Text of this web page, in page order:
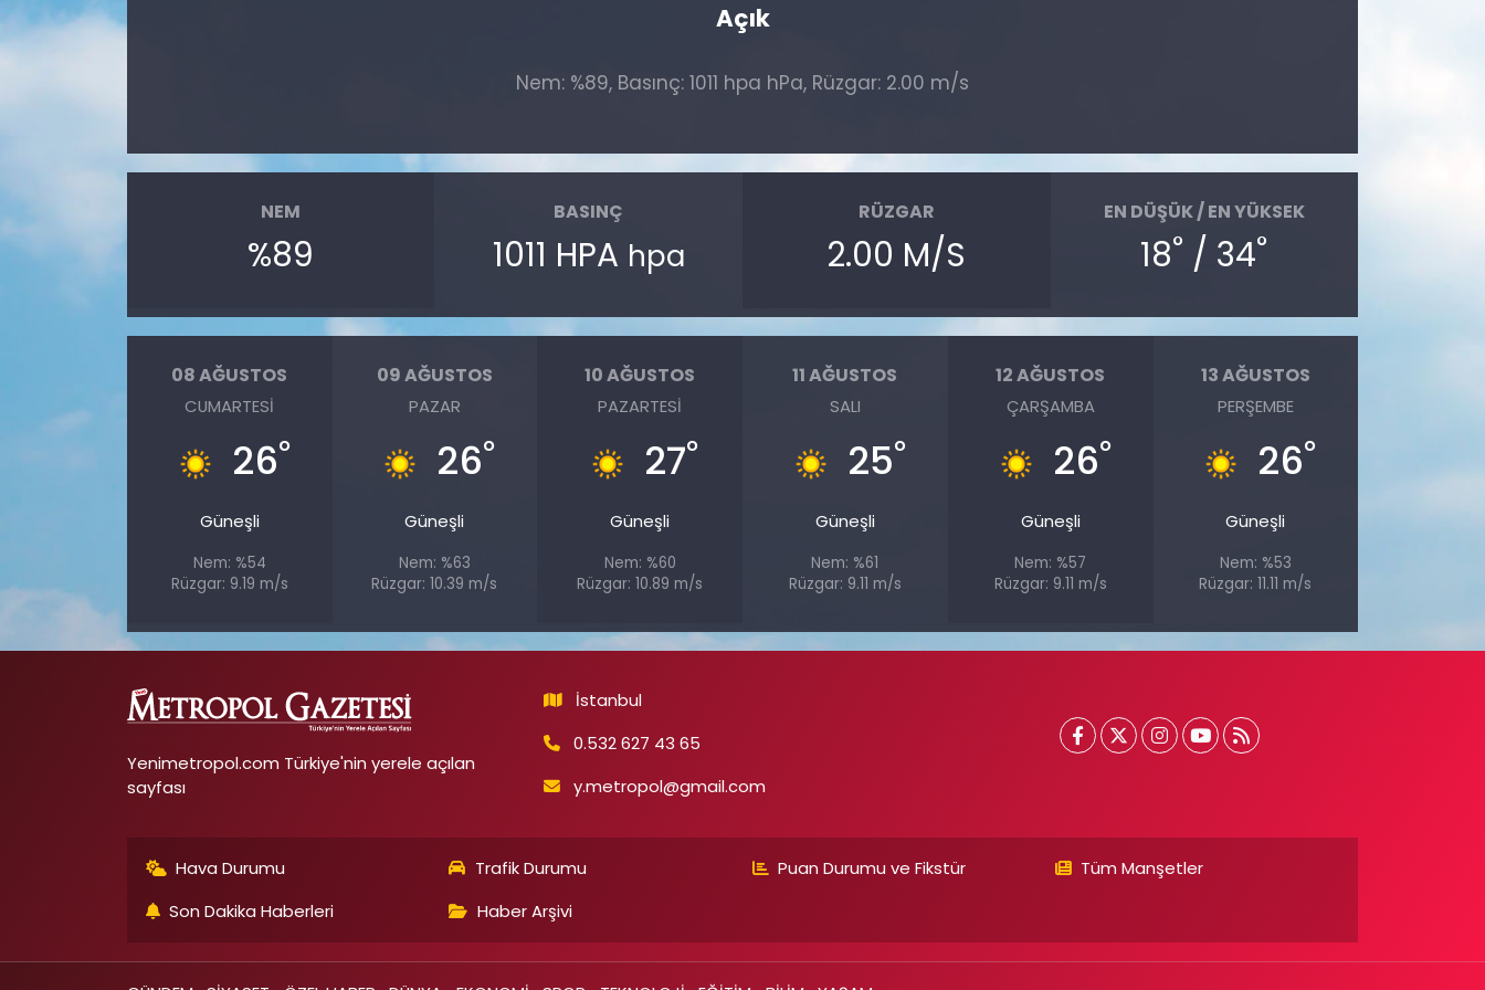
Açık
Nem: %89, Basınç: 1011 hpa hPa, Rüzgar: 2.00 m/s
NEM
%89
BASINÇ
1011 HPA hpa
RÜZGAR
2.00 M/S
EN DÜŞÜK / EN YÜKSEK
18° / 34°
08 AĞUSTOS
CUMARTESI
26°
Güneşli
Nem: %54
Rüzgar: 9.19 m/s
09 AĞUSTOS
PAZAR
26°
Güneşli
Nem: %63
Rüzgar: 10.39 m/s
10 AĞUSTOS
PAZARTESI
27°
Güneşli
Nem: %60
Rüzgar: 10.89 m/s
11 AĞUSTOS
SALI
25°
Güneşli
Nem: %61
Rüzgar: 9.11 m/s
12 AĞUSTOS
ÇARŞAMBA
26°
Güneşli
Nem: %57
Rüzgar: 9.11 m/s
13 AĞUSTOS
PERŞEMBE
26°
Güneşli
Nem: %53
Rüzgar: 11.11 m/s
Yenimetropol.com Türkiye'nin yerele açılan
sayfası
İstanbul
0.532 627 43 65
y.metropol@gmail.com
Hava Durumu Trafik Durumu Puan Durumu ve Fikstür
Tüm Manşetler
Son Dakika Haberleri
Haber Arşivi